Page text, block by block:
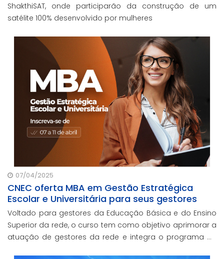
ShakthiSAT, onde participarão da construção de um
satélite 100% desenvolvido por mulheres
07/04/2025
CNEC oferta MBA em Gestão Estratégica
Escolar e Universitária para seus gestores
Voltado para gestores da Educação Básica e do Ensino
Superior da rede, o curso tem como objetivo aprimorar a
atuação de gestores da rede e integra o programa de